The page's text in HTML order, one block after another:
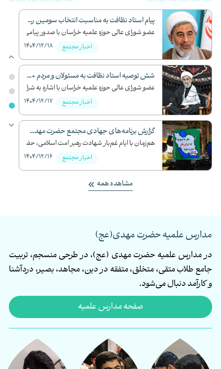
ال...
ش...
(عج) سطح ...
پیام استاد نظافت به مناسبت انتخاب سومین رهبر معظم انقلاب اسل...
عضو شورای عالی حوزه علمیه خراسان با صدور پیامی، ان...
1404/12/18 اخبار مجتمع
شش توصیه استاد نظافت به مسئولان و مردم + فیلم
عضو شورای عالی حوزه علمیه خراسان با اشاره به شرایط...
1404/12/17 اخبار مجتمع
گزارش برنامه‌های جهادی مجتمع حضرت مهدی(عج) در ایام شهادت اما...
هم‌زمان با ایام غم‌بار شهادت رهبر امت اسلامی، حضرت...
1404/12/16 اخبار مجتمع
مشاهده همه
مدارس علمیه حضرت مهدی(عج)
در مدارس علمیه حضرت مهدی (عج)، در طرحی منسجم، تربیت
جامع طلاب متقی، متخلق، متفقه در دین، مجاهد، بصیر، دردآشنا
و کارآمد دنبال می‌شود.
صفحه مدارس علمیه